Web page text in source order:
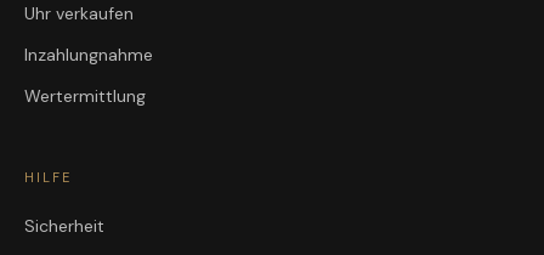
Uhr verkaufen
Inzahlungnahme
Wertermittlung
HILFE
Sicherheit